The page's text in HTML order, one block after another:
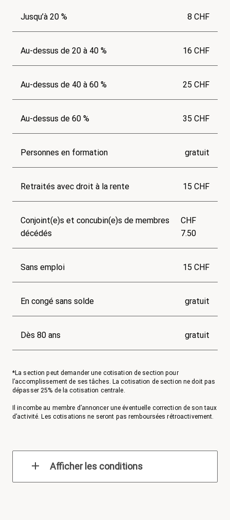
Jusqu’à 20 % 8 CHF
Au-dessus de 20 à 40 % 16 CHF
Au-dessus de 40 à 60 % 25 CHF
Au-dessus de 60 % 35 CHF
Personnes en formation gratuit
Retraités avec droit à la rente 15 CHF
Conjoint(e)s et concubin(e)s de membres
décédés
CHF
7.50
Sans emploi 15 CHF
En congé sans solde gratuit
Dès 80 ans gratuit
*La section peut demander une cotisation de section pour
l’accomplissement de ses tâches. La cotisation de section ne doit pas
dépasser 25% de la cotisation centrale.
Il incombe au membre d’annoncer une éventuelle correction de son taux
d’activité. Les cotisations ne seront pas remboursées rétroactivement.
Afficher les conditions